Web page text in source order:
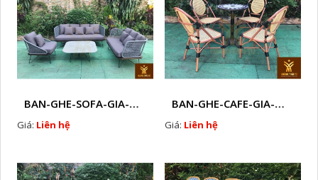
BAN-GHE-SOFA-GIA-MAY-HTTRE3
Giá: Liên hệ
BAN-GHE-CAFE-GIA-MAY-HTTRE2
Giá: Liên hệ